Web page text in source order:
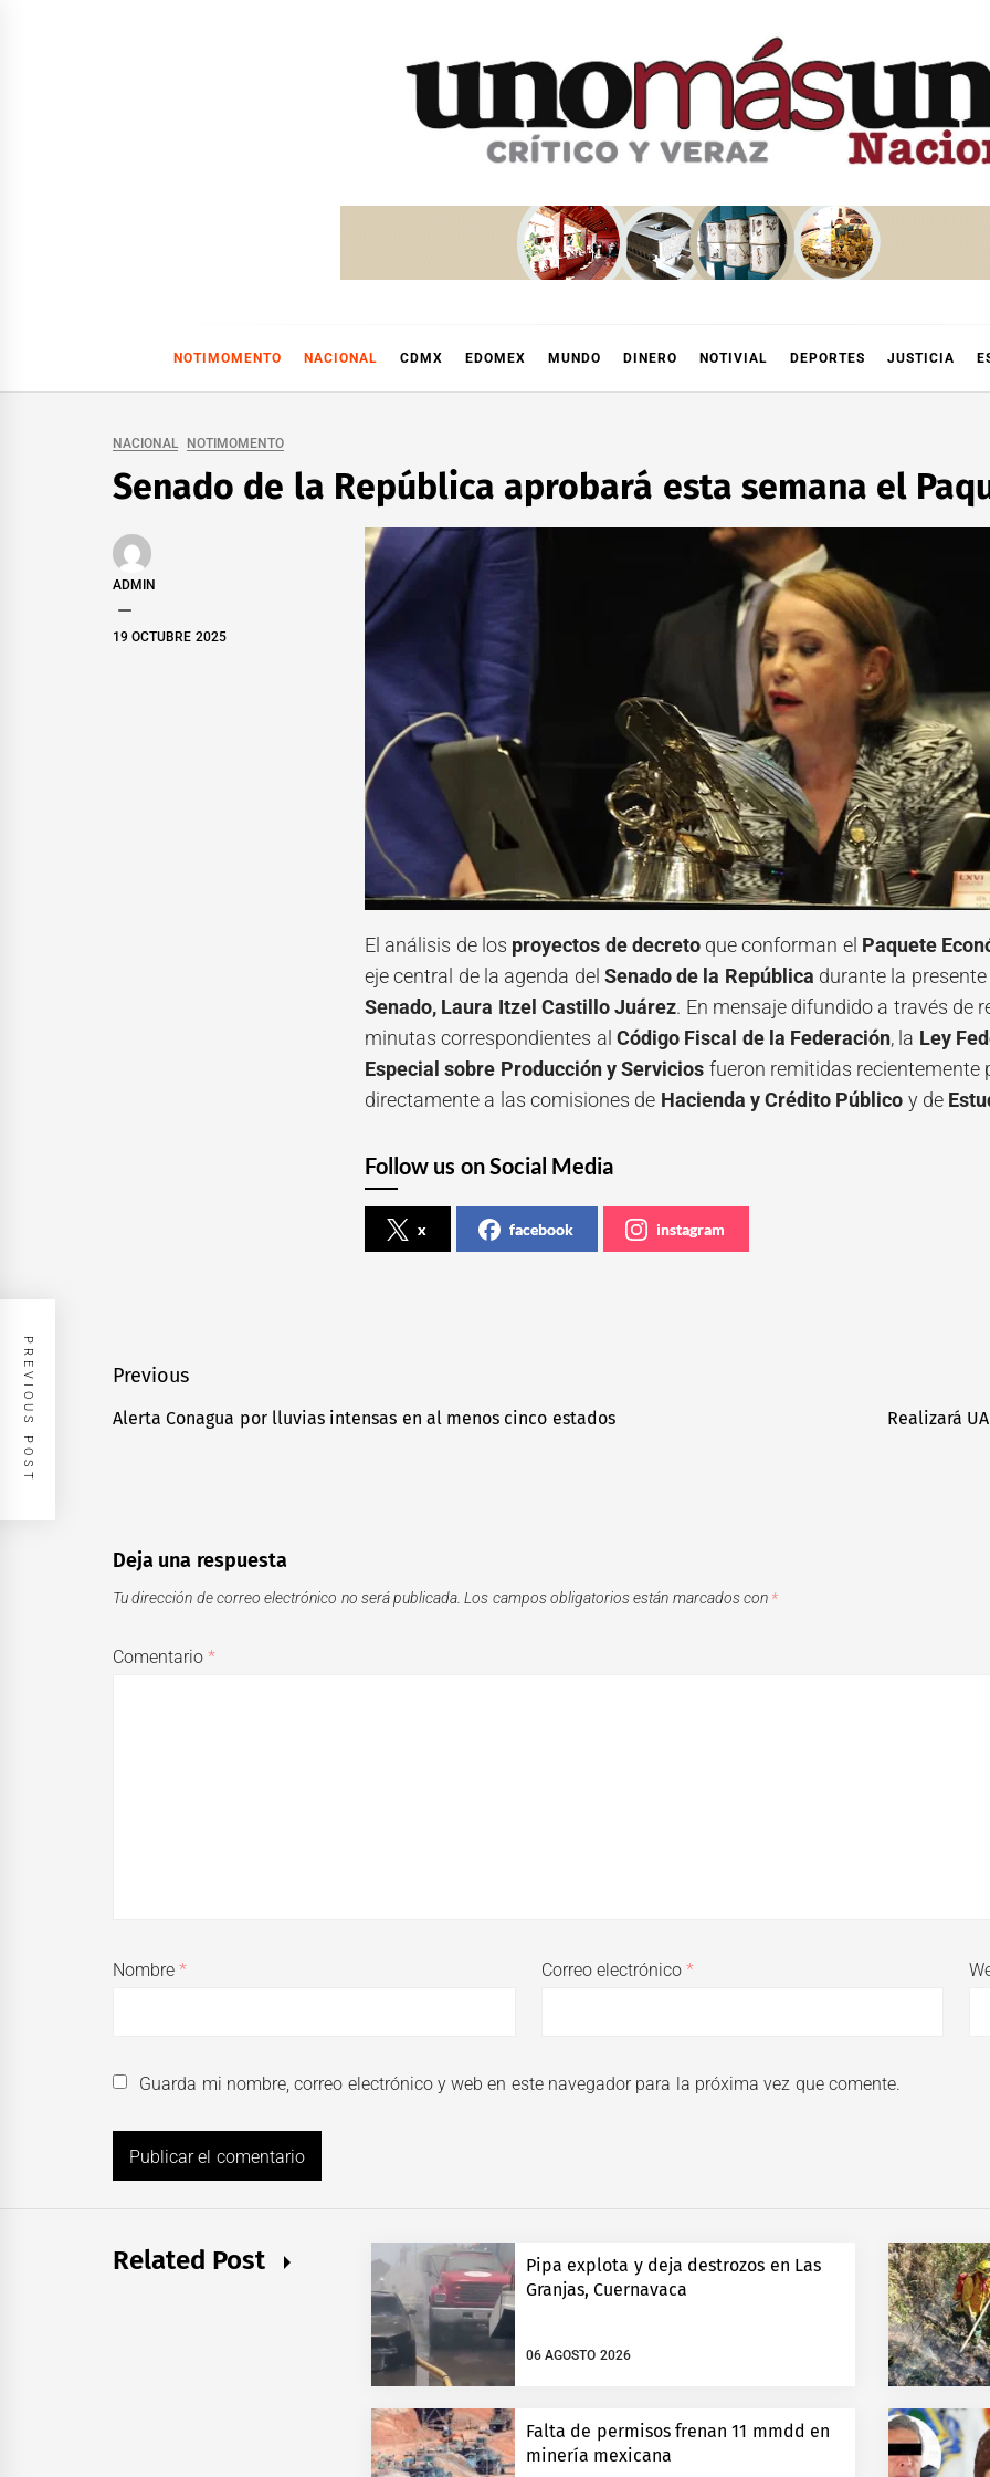
NOTIMOMENTO NACIONAL CDMX EDOMEX MUNDO DINERO NOTIVIAL DEPORTES JUSTICIA
NACIONAL NOTIMOMENTO
Senado de la República aprobará esta semana el
ADMIN
19 OCTUBRE 2025
El análisis de los proyectos de decretoque conforman el Paquete
eje central de la agenda del Senado de la República durante la
Senado, Laura Itzel Castillo Juárez. En mensaje difundido a través de
minutas correspondientes al Código Fiscal de la Federación, la Ley
Especial sobre Producción y Servicios fueron remitidas recientemente
directamente a las comisiones de Hacienda y Crédito Público y de
Follow us on Social Media
x facebook instagram
Navegación
de
Previous
Previous
Alerta Conagua por lluvias intensas en al menos cinco estados Realizará
PREVIOUS POST
Deja una respuesta
Tu dirección de correo electrónico no será publicada. Los campos obligatorios están marcados con *
Comentario*
Nombre* Correo electrónico*
Guarda mi nombre, correo electrónico y web en este navegador para la próxima vez que comente.
Related Post
Pipa explota y deja destrozos en Las
Granjas, Cuernavaca
06 AGOSTO 2026
Falta de permisos frenan 11 mmdd en
minería mexicana